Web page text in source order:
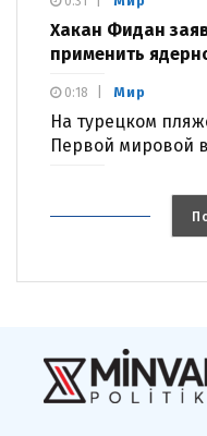
Хакан Фидан
применить
Мир
На турецком
Первой мировой
0:18